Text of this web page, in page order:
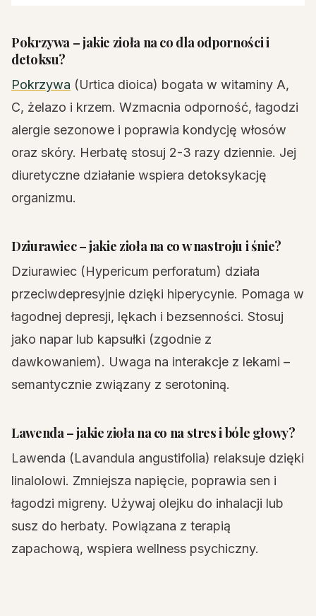
Pokrzywa – jakie zioła na co dla odporności i
detoksu?
Pokrzywa (Urtica dioica) bogata w witaminy A,
C, żelazo i krzem. Wzmacnia odporność, łagodzi
alergie sezonowe i poprawia kondycję włosów
oraz skóry. Herbatę stosuj 2-3 razy dziennie. Jej
diuretyczne działanie wspiera detoksykację
organizmu.
Dziurawiec – jakie zioła na co w nastroju i śnie?
Dziurawiec (Hypericum perforatum) działa
przeciwdepresyjnie dzięki hiperycynie. Pomaga w
łagodnej depresji, lękach i bezsenności. Stosuj
jako napar lub kapsułki (zgodnie z
dawkowaniem). Uwaga na interakcje z lekami –
semantycznie związany z serotoniną.
Lawenda – jakie zioła na co na stres i bóle głowy?
Lawenda (Lavandula angustifolia) relaksuje dzięki
linalolowi. Zmniejsza napięcie, poprawia sen i
łagodzi migreny. Używaj olejku do inhalacji lub
susz do herbaty. Powiązana z terapią
zapachową, wspiera wellness psychiczny.